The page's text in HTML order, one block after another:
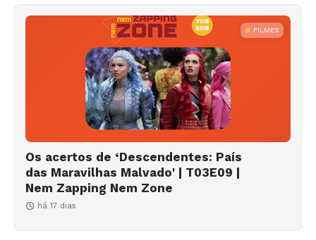
FILMES
Os acertos de ‘Descendentes: País
das Maravilhas Malvado' | T03E09 |
Nem Zapping Nem Zone
há 17 dias